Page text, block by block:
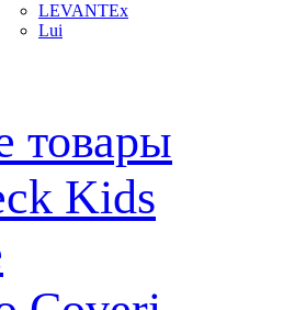
LEVANTEx
Lui
товары
Kids